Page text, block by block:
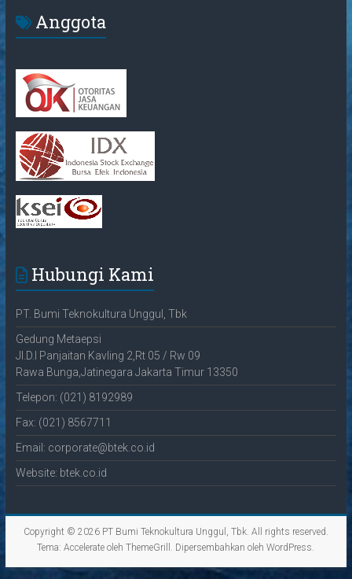
Anggota
Hubungi Kami
PT. Bumi Teknokultura Unggul, Tbk
Gedung Metaepsi
Jl.D.I Panjaitan Kavling 2,Rt 05 / Rw 09
Rawa Bunga,Jatinegara Jakarta Timur 13350
Telepon: (021) 8192989
Fax: (021) 8567711
Email: corporate@btek.co.id
Website: btek.co.id
Copyright © 2026 PT Bumi Teknokultura Unggul, Tbk. All rights reserved.
Tema:Accelerate oleh ThemeGrill. Dipersembahkan olehWordPress.